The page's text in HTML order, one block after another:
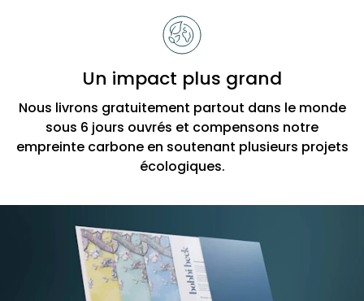
Un impact plus grand
Nous livrons gratuitement partout dans le monde
sous 6 jours ouvrés et compensons notre
empreinte carbone en soutenant plusieurs projets
écologiques.